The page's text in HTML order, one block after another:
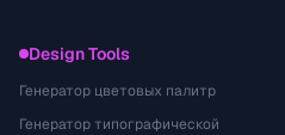
Design Tools
Генератор цветовых палитр
Генератор типографической